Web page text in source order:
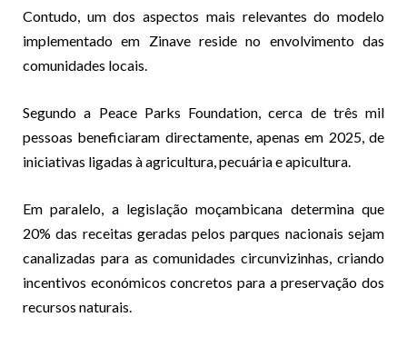
Contudo, um dos aspectos mais relevantes do modelo
implementado em Zinave reside no envolvimento das
comunidades locais.
Segundo a Peace Parks Foundation, cerca de três mil
pessoas beneficiaram directamente, apenas em 2025, de
iniciativas ligadas à agricultura, pecuária e apicultura.
Em paralelo, a legislação moçambicana determina que
20% das receitas geradas pelos parques nacionais sejam
canalizadas para as comunidades circunvizinhas, criando
incentivos económicos concretos para a preservação dos
recursos naturais.